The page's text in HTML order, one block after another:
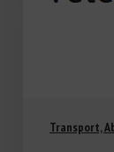
Transport,